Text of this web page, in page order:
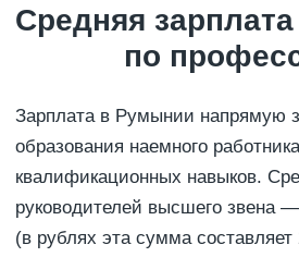
Средняя
по
Зарплата в Румынии напрямую
образования наемного
квалификационных навыков.
руководителей высшего звена
(в рублях эта сумма составляет